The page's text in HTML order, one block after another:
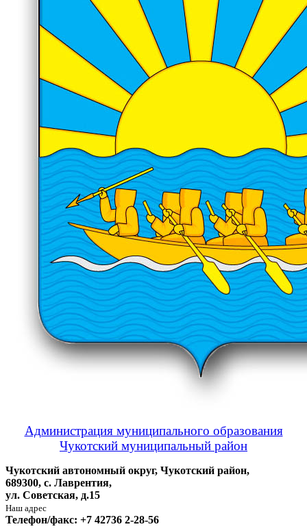
Администрация муниципального образования
Чукотский муниципальный район
Чукотский автономный округ, Чукотский район,
689300, с. Лаврентия,
ул. Советская, д.15
Наш адрес
Телефон/факс: +7 42736 2-28-56